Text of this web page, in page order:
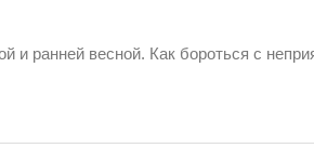
и ранней весной. Как бороться с